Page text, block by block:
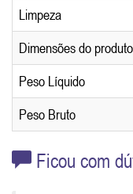
Limpeza
Dimensões do produto
Peso Líquido
Peso Bruto
Ficou com